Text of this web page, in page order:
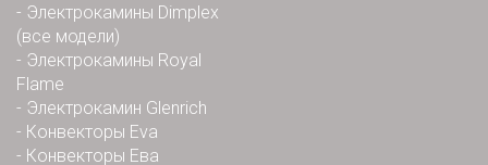
- Электрокамины Dimplex
(все модели)
- Электрокамины Royal
Flame
- Электрокамин Glenrich
- Конвекторы Eva
- Конвекторы Ева